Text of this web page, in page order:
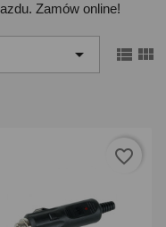
Zamów online!
  
favorite_border